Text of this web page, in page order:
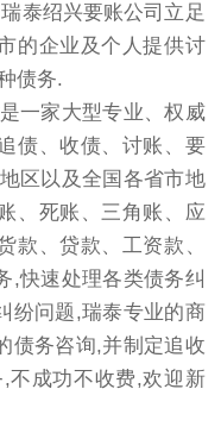
泰绍兴要账公司立足
的企业及个人提供讨
债务.
一家大型专业、权威
债、收债、讨账、要
区以及全国各省市地
、死账、三角账、应
款、贷款、工资款、
,快速处理各类债务纠
纷问题,瑞泰专业的商
债务咨询,并制定追收
不成功不收费,欢迎新